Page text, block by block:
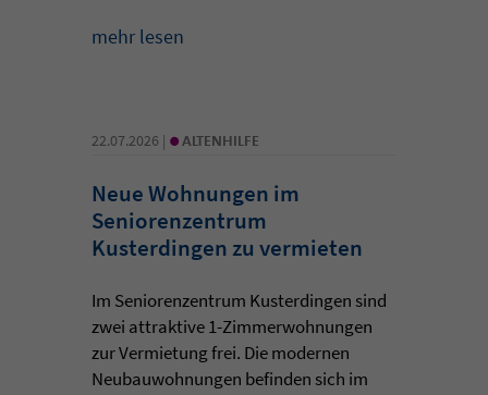
mehr lesen
22.07.2026 | • ALTENHILFE
Neue Wohnungen im
Seniorenzentrum
Kusterdingen zu vermieten
Im Seniorenzentrum Kusterdingen sind
zwei attraktive 1-Zimmerwohnungen
zur Vermietung frei. Die modernen
Neubauwohnungen befinden sich im